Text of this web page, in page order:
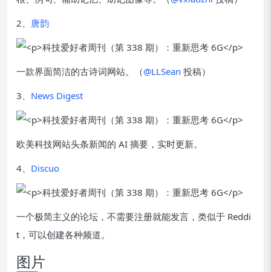
2、 唐韵
一款界面简洁的古诗词网站。（@LLSean 投稿）
3、 News Digest
欧美科技网站头条新闻的 AI 摘要，实时更新。
4、 Discuo
一个极简主义的论坛，不需要注册就能发言，类似于 Reddi
t，可以创建各种频道。
图片